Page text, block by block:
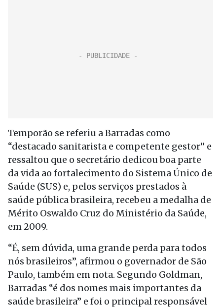
Temporão se referiu a Barradas como
“destacado sanitarista e competente gestor” e
ressaltou que o secretário dedicou boa parte
da vida ao fortalecimento do Sistema Único de
Saúde (SUS) e, pelos serviços prestados à
saúde pública brasileira, recebeu a medalha de
Mérito Oswaldo Cruz do Ministério da Saúde,
em 2009.
“É, sem dúvida, uma grande perda para todos
nós brasileiros”, afirmou o governador de São
Paulo, também em nota. Segundo Goldman,
Barradas “é dos nomes mais importantes da
saúde brasileira” e foi o principal responsável